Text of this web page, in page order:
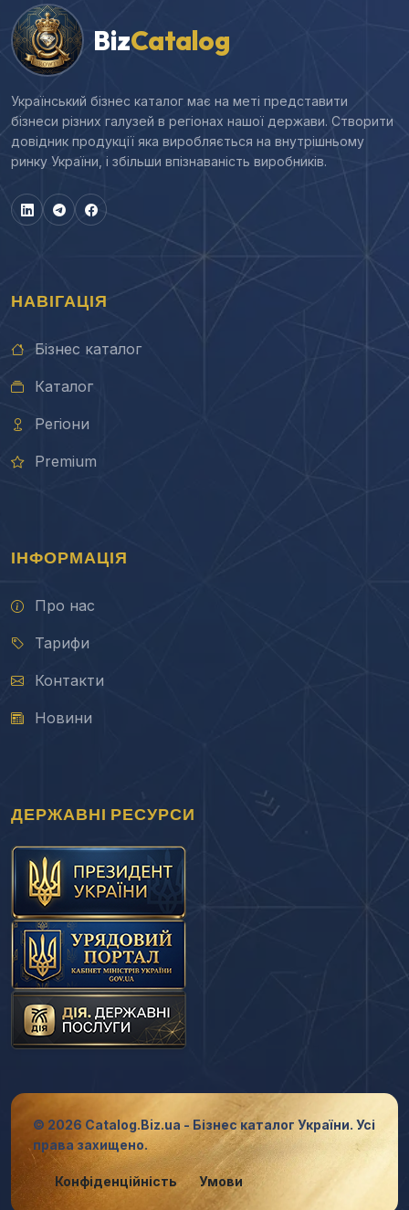
BizCatalog
Український бізнес каталог має на меті представити
бізнеси різних галузей в регіонах нашої держави. Створити
довідник продукції яка виробляється на внутрішньому
ринку України, і збільши впізнаваність виробників.
НАВІГАЦІЯ
Бізнес каталог
Каталог
Регіони
Premium
ІНФОРМАЦІЯ
Про нас
Тарифи
Контакти
Новини
ДЕРЖАВНІ РЕСУРСИ
© 2026 Catalog.Biz.ua - Бізнес каталог України. Усі
права захищено.
Конфіденційність Умови